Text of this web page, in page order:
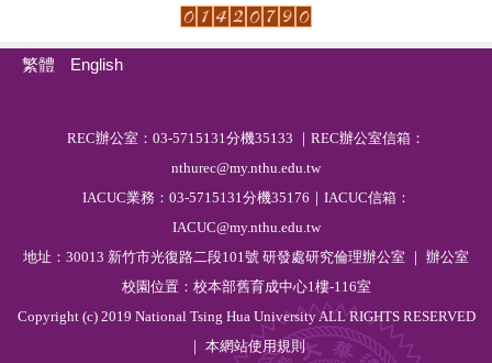
繁體 English
REC辦公室：03-5715131分機35133 ｜REC辦公室信箱：
nthurec@my.nthu.edu.tw
IACUC業務：03-5715131分機35176｜IACUC信箱：
IACUC@my.nthu.edu.tw
地址：30013 新竹市光復路二段101號 研發處研究倫理辦公室 ｜ 辦公室
校園位置：校本部舊育成中心1樓-116室
Copyright (c) 2019 National Tsing Hua University ALL RIGHTS RESERVED
｜ 本網站使用規則